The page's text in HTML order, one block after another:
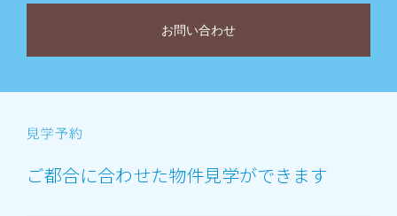
お問い合わせ
ご都合に合わせた物件見学ができます